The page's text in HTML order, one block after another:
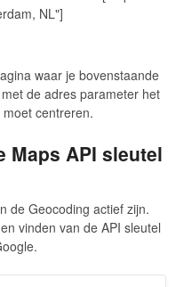
NL"]
waar je bovenstaande
de adres parameter het
centreren.
Maps API sleutel
de Geocoding actief zijn.
vinden van de API sleutel